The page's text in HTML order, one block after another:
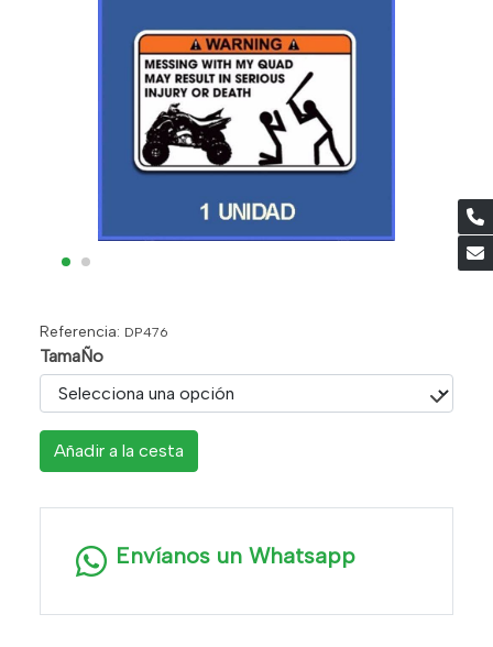
Referencia: DP476
TamaÑo
Añadir a la cesta
Envíanos un Whatsapp